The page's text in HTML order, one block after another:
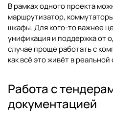
В рамках одного проекта
маршрутизатор,
шкафы. Для кого-то важнее
унификация и поддержка от
случае проще работать с
как всё это живёт в реальной
Работа с
документацией